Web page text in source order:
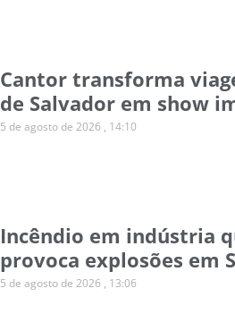
Cantor transforma
de Salvador em show
5 de agosto de 2026 14:10
Incêndio em indústria
provoca explosões em
5 de agosto de 2026 13:06